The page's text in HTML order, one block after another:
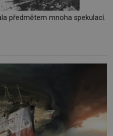
předmětem mnoha spekulací.